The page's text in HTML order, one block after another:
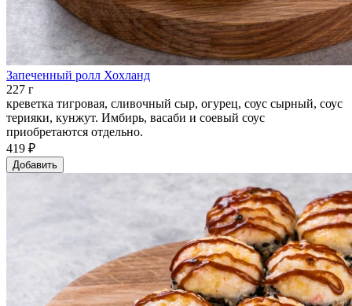
Запеченный ролл Хохланд
227 г
креветка тигровая, сливочный сыр, огурец, соус сырный, соус
терияки, кунжут. Имбирь, васаби и соевый соус
приобретаются отдельно.
419 ₽
Добавить